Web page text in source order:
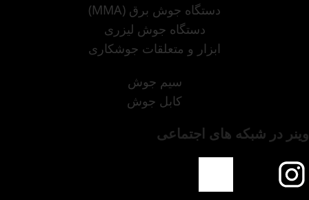
دستگاه جوش برق (MMA)
دستگاه جوش لیزری
ابزار و متعلقات جوشکاری
سیم جوش
کابل جوش
وینر در شبکه های اجتماعی